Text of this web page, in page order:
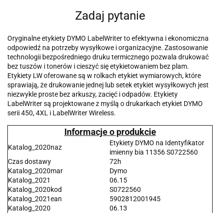
Zadaj pytanie
Oryginalne etykiety DYMO LabelWriter to efektywna i ekonomiczna
odpowiedź na potrzeby wysyłkowe i organizacyjne. Zastosowanie
technologii bezpośredniego druku termicznego pozwala drukować
bez tuszów i tonerów i cieszyć się etykietowaniem bez plam.
Etykiety LW oferowane są w rolkach etykiet wymiarowych, które
sprawiają, że drukowanie jednej lub setek etykiet wysyłkowych jest
niezwykle proste bez arkuszy, zacięć i odpadów. Etykiety
LabelWriter są projektowane z myślą o drukarkach etykiet DYMO
serii 450, 4XL i LabelWriter Wireless.
Informacje o produkcie
Katalog_2020naz
Etykiety DYMO na Identyfikator
imienny bia 11356 S0722560
Czas dostawy
72h
Katalog_2020mar
Dymo
Katalog_2021
06.15
Katalog_2020kod
S0722560
Katalog_2021ean
5902812001945
Katalog_2020
06.13